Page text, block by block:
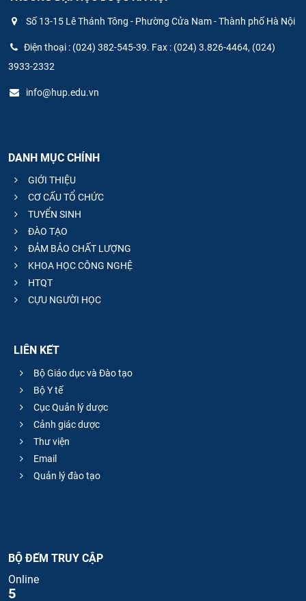
Số 13-15 Lê Thánh Tông - Phường Cửa Nam - Thành phố Hà Nội
Điện thoại : (024) 382-545-39. Fax : (024) 3.826-4464, (024)
3933-2332
info@hup.edu.vn
DANH MỤC CHÍNH
GIỚI THIỆU
CƠ CẤU TỔ CHỨC
TUYỂN SINH
ĐÀO TẠO
ĐẢM BẢO CHẤT LƯỢNG
KHOA HỌC CÔNG NGHỆ
HTQT
CỰU NGƯỜI HỌC
LIÊN KẾT
Bộ Giáo dục và Đào tạo
Bộ Y tế
Cục Quản lý dược
Cảnh giác dược
Thư viện
Email
Quản lý đào tạo
BỘ ĐẾM TRUY CẬP
Online
5